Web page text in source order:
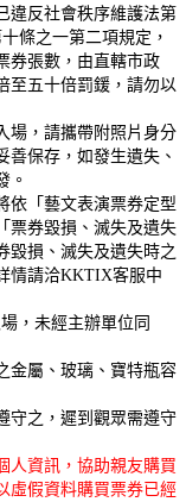
違反社會秩序維護法第
條之一第二項規定，
券張數，由直轄市政
至五十倍罰鍰，請勿以
場，請攜帶附照片身分
善保存，如發生遺失、
。
依「藝文表演票券定型
票券毀損、滅失及遺失
毀損、滅失及遺失時之
情請洽KKTIX客服中
，未經主辦單位同
金屬、玻璃、寶特瓶容
守之，遲到觀眾需遵守
人資訊，協助親友購買
虛假資料購買票券已經